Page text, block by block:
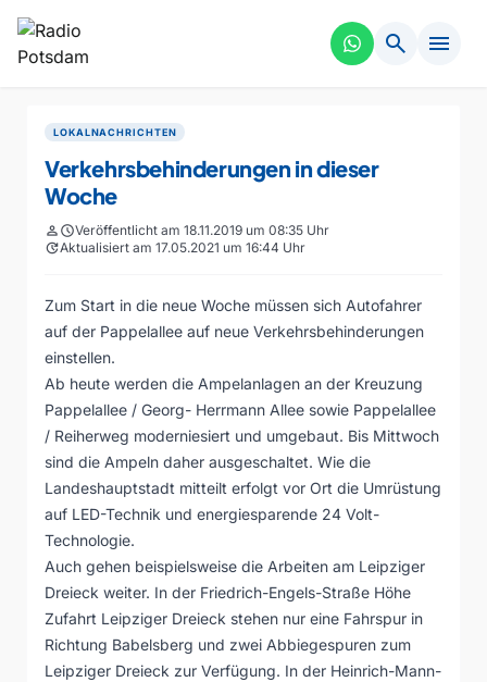
search menu
LOKALNACHRICHTEN
Verkehrsbehinderungen in dieser
Woche
personscheduleVeröffentlicht am 18.11.2019 um 08:35 Uhr
updateAktualisiert am 17.05.2021 um 16:44 Uhr
Zum Start in die neue Woche müssen sich Autofahrer
auf der Pappelallee auf neue Verkehrsbehinderungen
einstellen.
Ab heute werden die Ampelanlagen an der Kreuzung
Pappelallee / Georg- Herrmann Allee sowie Pappelallee
/ Reiherweg moderniesiert und umgebaut. Bis Mittwoch
sind die Ampeln daher ausgeschaltet. Wie die
Landeshauptstadt mitteilt erfolgt vor Ort die Umrüstung
auf LED-Technik und energiesparende 24 Volt-
Technologie.
Auch gehen beispielsweise die Arbeiten am Leipziger
Dreieck weiter. In der Friedrich-Engels-Straße Höhe
Zufahrt Leipziger Dreieck stehen nur eine Fahrspur in
Richtung Babelsberg und zwei Abbiegespuren zum
Leipziger Dreieck zur Verfügung. In der Heinrich-Mann-